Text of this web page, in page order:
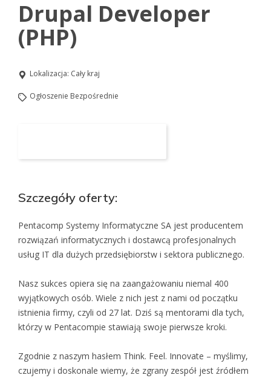
Drupal Developer
(PHP)
Lokalizacja: Cały kraj
Ogłoszenie Bezpośrednie
Szczegóły oferty:
Pentacomp Systemy Informatyczne SA jest producentem
rozwiązań informatycznych i dostawcą profesjonalnych
usług IT dla dużych przedsiębiorstw i sektora publicznego.
Nasz sukces opiera się na zaangażowaniu niemal 400
wyjątkowych osób. Wiele z nich jest z nami od początku
istnienia firmy, czyli od 27 lat. Dziś są mentorami dla tych,
którzy w Pentacompie stawiają swoje pierwsze kroki.
Zgodnie z naszym hasłem Think. Feel. Innovate – myślimy,
czujemy i doskonale wiemy, że zgrany zespół jest źródłem